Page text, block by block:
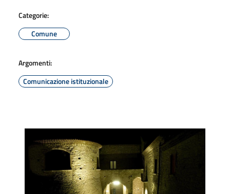
Categorie:
Comune
Argomenti:
Comunicazione istituzionale